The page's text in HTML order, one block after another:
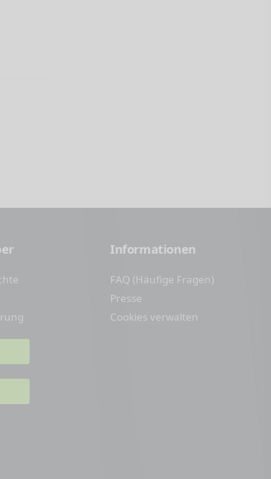
Informationen
FAQ (Häufige Fragen)
Presse
Cookies verwalten